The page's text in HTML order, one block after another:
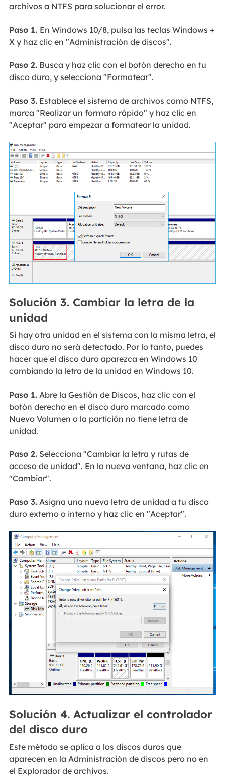
archivos a NTFS para solucionar el error.
Paso 1. En Windows 10/8, pulsa las teclas Windows +
X y haz clic en "Administración de discos".
Paso 2.Busca y haz clic con el botón derecho en tu
disco duro, y selecciona "Formatear".
Paso 3.Establece el sistema de archivos como NTFS,
marca "Realizar un formato rápido" y haz clic en
"Aceptar" para empezar a formatear la unidad.
Solución 3. Cambiar la letra de la
unidad
Si hay otra unidad en el sistema con la misma letra, el
disco duro no será detectado. Por lo tanto, puedes
hacer que el disco duro aparezca en Windows 10
cambiando la letra de la unidad en Windows 10.
Paso 1.Abre la Gestión de Discos, haz clic con el
botón derecho en el disco duro marcado como
Nuevo Volumen o la partición no tiene letra de
unidad.
Paso 2.Selecciona "Cambiar la letra y rutas de
acceso de unidad". En la nueva ventana, haz clic en
"Cambiar".
Paso 3.Asigna una nueva letra de unidad a tu disco
duro externo o interno y haz clic en "Aceptar".
Solución 4. Actualizar el controlador
del disco duro
Este método se aplica a los discos duros que
aparecen en la Administración de discos pero no en
el Explorador de archivos.